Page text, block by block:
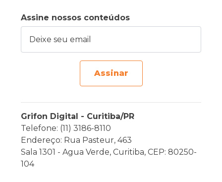
Assine nossos conteúdos
Assinar
Grifon Digital - Curitiba/PR
Telefone: (11) 3186-8110
Endereço: Rua Pasteur, 463
Sala 1301 - Agua Verde, Curitiba, CEP: 80250-
104